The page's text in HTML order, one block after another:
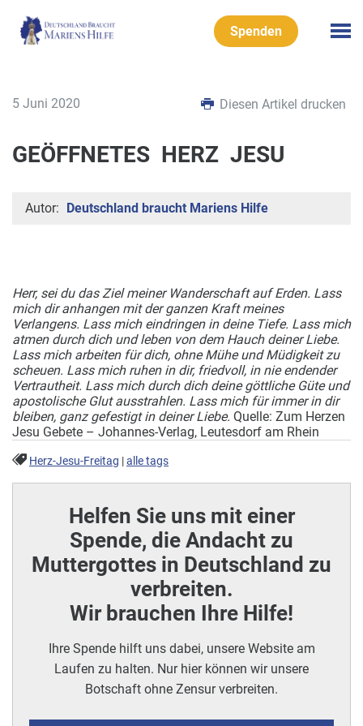
Spenden
5 Juni 2020 Diesen Artikel drucken
GEÖFFNETES HERZ JESU
Autor: Deutschland braucht Mariens Hilfe
Herr, sei du das Ziel meiner Wanderschaft auf Erden. Lass
mich dir anhangen mit der ganzen Kraft meines
Verlangens. Lass mich eindringen in deine Tiefe. Lass mich
atmen durch dich und leben von dem Hauch deiner Liebe.
Lass mich arbeiten für dich, ohne Mühe und Müdigkeit zu
scheuen. Lass mich ruhen in dir, friedvoll, in nie endender
Vertrautheit. Lass mich durch dich deine göttliche Güte und
apostolische Glut ausstrahlen. Lass mich für immer in dir
bleiben, ganz gefestigt in deiner Liebe. Quelle: Zum Herzen
Jesu Gebete – Johannes-Verlag, Leutesdorf am Rhein
Herz-Jesu-Freitag |alle tags
Helfen Sie uns mit einer
Spende, die Andacht zu
Muttergottes in Deutschland zu
verbreiten.
Wir brauchen Ihre Hilfe!
Ihre Spende hilft uns dabei, unsere Website am
Laufen zu halten. Nur hier können wir unsere
Botschaft ohne Zensur verbreiten.